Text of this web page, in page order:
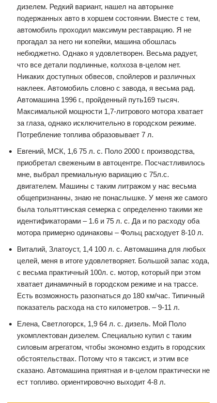
дизелем. Редкий вариант, нашел на авторынке
подержанных авто в хоршем состоянии. Вместе с тем,
автомобиль проходил максимум реставрацию. Я не
прогадал за него ни копейки, машина обошлась
небюджетно. Однако я удовлетворен. Весьма радует,
что все детали подлинные, колхоза в-целом нет.
Никаких доступных обвесов, спойлеров и различных
наклеек. Автомобиль словно с завода, я весьма рад.
Автомашина 1996 г., пройденный путь169 тысяч.
Максимальной мощности 1,7-литрового мотора хватает
за глаза, однако исключительно в городском режиме.
Потребление топлива образовывает 7 л.
Евгений, МСК, 1,6 75 л. с. Поло 2000 г. производства,
приобретал свеженьим в автоцентре. Посчастливилось
мне, выбрал премиальную вариацию с 75л.с.
двигателем. Машины с таким литражом у нас весьма
общепризнанны, знаю не понаслышке. У меня же самого
была тольяттинская семерка с определенно такими же
идентификаторами – 1.6 и 75 л. с. Да и по расходу оба
мотора примерно одинаковы – Фольц расходует 8-10 л.
Виталий, Златоуст, 1,4 100 л. с. Автомашина для любых
целей, меня в итоге удовлетворяет. Большой запас хода,
с весьма практичный 100л. с. мотор, который при этом
хватает динамичный в городском режиме и на трассе.
Есть возможность разогнаться до 180 км/час. Типичный
показатель расхода на сто километров. – 9-11 л.
Елена, Светлогорск, 1,9 64 л. с. дизель. Мой Поло
укомплектован дизелем. Специально купил с таким
силовым агрегатом, чтобы экономно ездить в городских
обстоятельствах. Потому что я таксист, и этим все
сказано. Автомашина приятная и в-целом практически не
ест топливо. ориентировочно выходит 4-8 л.